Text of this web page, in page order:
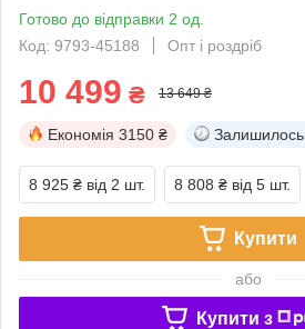
Готово до відправки 2 од.
Код: 9793-45188
Опт і роздріб
10 499 ₴ 13 649 ₴
Економія 3150 ₴ Залишилось
8 925 ₴ від 2 шт. 8 808 ₴ від 5 шт.
Купити
або
Купити з